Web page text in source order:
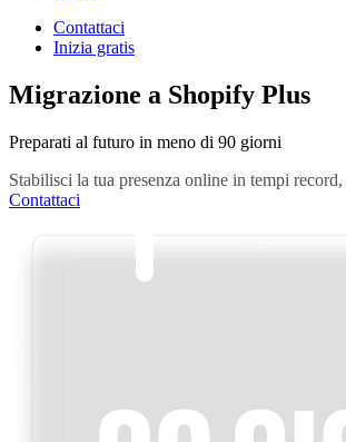
Contattaci
Inizia gratis
Migrazione a Shopify Plus
Preparati al futuro in meno di 90 giorni
Stabilisci la tua presenza online in tempi
Contattaci